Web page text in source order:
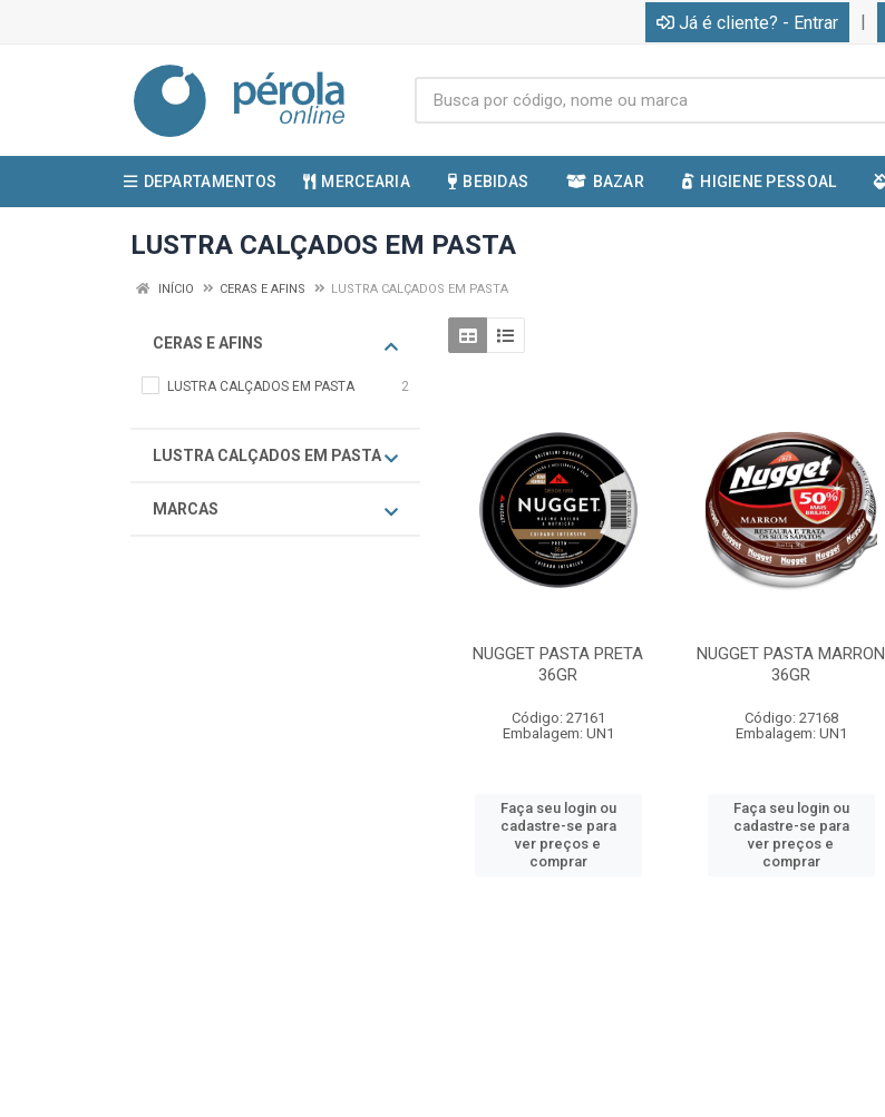
Já é cliente? - Entrar |
DEPARTAMENTOS MERCEARIA BEBIDAS BAZAR HIGIENE PESSOAL
LUSTRA CALÇADOS EM PASTA
INÍCIO CERAS E AFINS LUSTRA CALÇADOS EM PASTA
CERAS E AFINS
LUSTRA CALÇADOS EM PASTA 2
LUSTRA CALÇADOS EM PASTA
MARCAS
NUGGET PASTA PRETA
36GR
Código: 27161
Embalagem: UN1
Faça seu login ou
cadastre-se para
ver preços e
comprar
NUGGET PASTA MARRON
36GR
Código: 27168
Embalagem: UN1
Faça seu login ou
cadastre-se para
ver preços e
comprar